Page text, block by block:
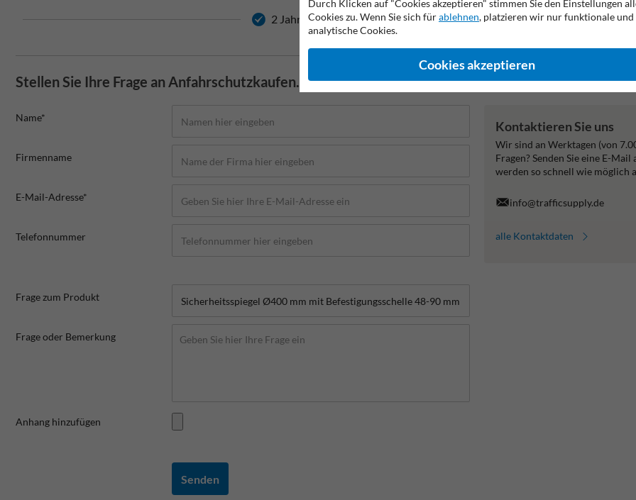
2 Jahre Herstellergarantie Geeignet für den Innenbereich
Stellen Sie Ihre Frage an Anfahrschutzkaufen.de
Name*
Firmenname
E-Mail-Adresse*
Telefonnummer
Frage zum Produkt
Frage oder Bemerkung
Anhang hinzufügen
Senden
Kontaktieren Sie uns
Wir sind an Werktagen (von
Fragen? Senden Sie eine E-Mail
werden so schnell wie möglich
info@trafficsupply.de
alle Kontaktdaten
Durch Klicken auf "Cookies akzeptieren" stimmen Sie den Einstellungen
Cookies zu. Wenn Sie sich fürablehnen, platzieren wir nur funktionale und
analytische Cookies.
Cookies akzeptieren